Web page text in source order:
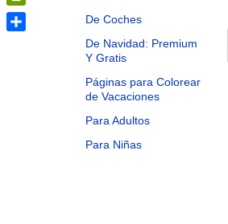
De Coches
De Navidad: Premium
Y Gratis
Páginas para Colorear
de Vacaciones
Para Adultos
Para Niñas
PrintFriendly